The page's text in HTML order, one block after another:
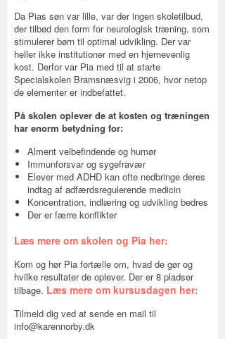
Da Pias søn var lille, var der ingen skoletilbud,
der tilbød den form for neurologisk træning, som
stimulerer børn til optimal udvikling. Der var
heller ikke institutioner med en hjernevenlig
kost. Derfor var Pia med til at starte
Specialskolen Bramsnæsvig i 2006, hvor netop
de elementer er indbefattet.
På skolen oplever de at kosten og træningen
har enorm betydning for:
Alment velbefindende og humør
Immunforsvar og sygefravær
Elever med ADHD kan ofte nedbringe deres
indtag af adfærdsregulerende medicin
Koncentration, indlæring og udvikling bedres
Der er færre konflikter
Læs mere om skolen og Pia her:
Kom og hør Pia fortælle om, hvad de gør og
hvilke resultater de oplever. Der er 8 pladser
tilbage. Læs mere om kursusdagen her:
Tilmeld dig ved at sende en mail til
info@karennorby.dk